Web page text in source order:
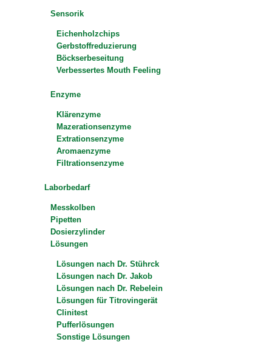
Sensorik
Eichenholzchips
Gerbstoffreduzierung
Böckserbeseitung
Verbessertes Mouth Feeling
Enzyme
Klärenzyme
Mazerationsenzyme
Extrationsenzyme
Aromaenzyme
Filtrationsenzyme
Laborbedarf
Messkolben
Pipetten
Dosierzylinder
Lösungen
Lösungen nach Dr. Stührck
Lösungen nach Dr. Jakob
Lösungen nach Dr. Rebelein
Lösungen für Titrovingerät
Clinitest
Pufferlösungen
Sonstige Lösungen